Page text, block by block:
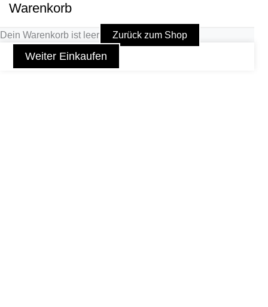
Warenkorb
Dein Warenkorb ist leer Zurück zum Shop
Weiter Einkaufen